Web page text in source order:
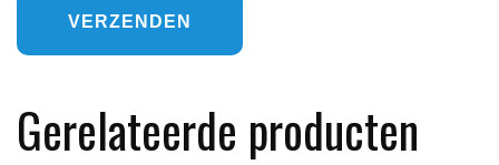
Gerelateerde producten